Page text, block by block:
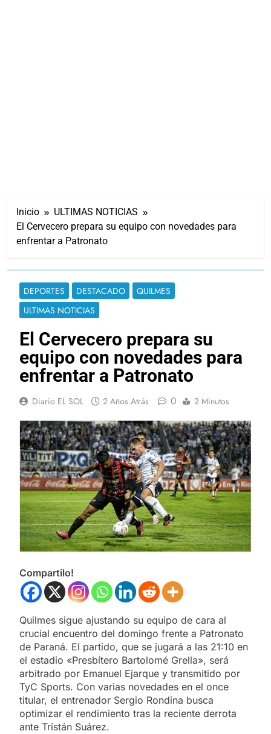
Inicio
ULTIMAS NOTICIAS
El Cervecero prepara su equipo con novedades para
enfrentar a Patronato
DEPORTES DESTACADO
QUILMES
ULTIMAS NOTICIAS
El Cervecero prepara su
equipo con novedades para
enfrentar a Patronato
Diario EL SOL 2 Años Atrás 0 2 Minutos
Compartilo!
Quilmes sigue ajustando su equipo de cara al
crucial encuentro del domingo frente a Patronato
de Paraná. El partido, que se jugará a las 21:10 en
el estadio «Presbítero Bartolomé Grella», será
arbitrado por Emanuel Ejarque y transmitido por
TyC Sports. Con varias novedades en el once
titular, el entrenador Sergio Rondina busca
optimizar el rendimiento tras la reciente derrota
ante Tristán Suárez.